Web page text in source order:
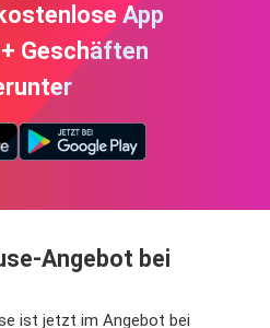
App
Geschäften
Angebot bei
ist jetzt im Angebot bei